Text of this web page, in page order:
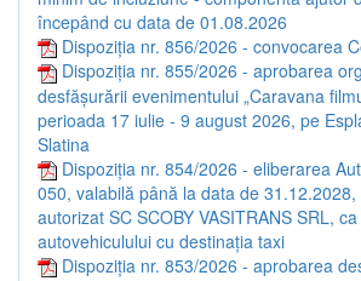
începând cu data de 01.08.2026
Dispoziția nr. 856/2026 - convocarea
Dispoziția nr. 855/2026 - aprobarea
desfășurării evenimentului „Caravana
perioada 17 iulie - 9 august 2026, pe
Slatina
Dispoziția nr. 854/2026 - eliberarea
050, valabilă până la data de
autorizat SC SCOBY VASITRANS SRL,
autovehiculului cu destinația taxi
Dispoziția nr. 853/2026 - aprobarea